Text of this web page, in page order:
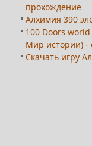
прохождение
Алхимия 390
100 Doors
Мир истории) -
Скачать игру